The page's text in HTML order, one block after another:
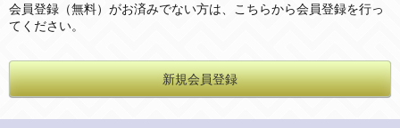
会員登録（無料）がお済みでない方は、こちらから会員登録を行っ
てください。
新規会員登録